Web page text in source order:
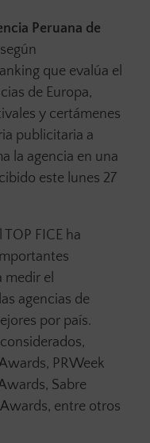
Peruana de
que evalúa el
de Europa,
y certámenes
publicitaria a
la agencia en una
este lunes 27
FICE ha
medir el
agencias de
por país.
PRWeek
Sabre
entre otros